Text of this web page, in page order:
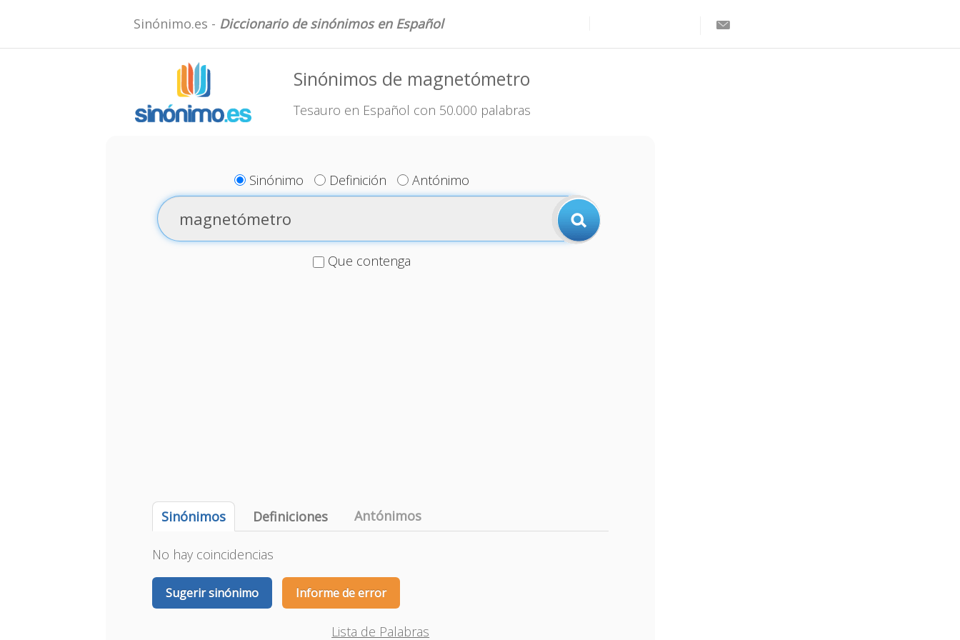
Sinónimo.es - Diccionario de sinónimos en Español
Sinónimos de magnetómetro
Tesauro en Español con 50.000 palabras
Sinónimo Definición Antónimo
Que contenga
Sinónimos Definiciones Antónimos
No hay coincidencias
Sugerir sinónimo Informe de error
Lista de Palabras